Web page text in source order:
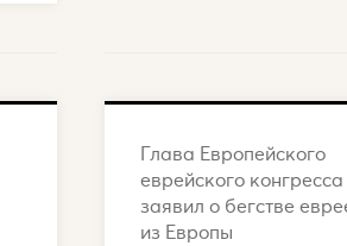
Глава Европейского
еврейского конгресса
заявил о бегстве
из Европы